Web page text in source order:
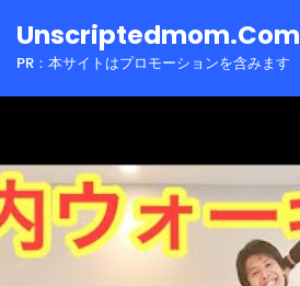
toUnscriptedmom.com
PR：本サイトはプロモーションを含みます